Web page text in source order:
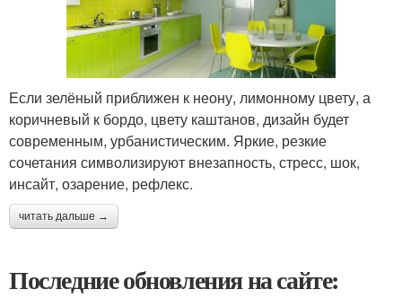
Если зелёный приближен к неону, лимонному цвету, а
коричневый к бордо, цвету каштанов, дизайн будет
современным, урбанистическим. Яркие, резкие
сочетания символизируют внезапность, стресс, шок,
инсайт, озарение, рефлекс.
читать дальше →
Последние обновления на сайте: